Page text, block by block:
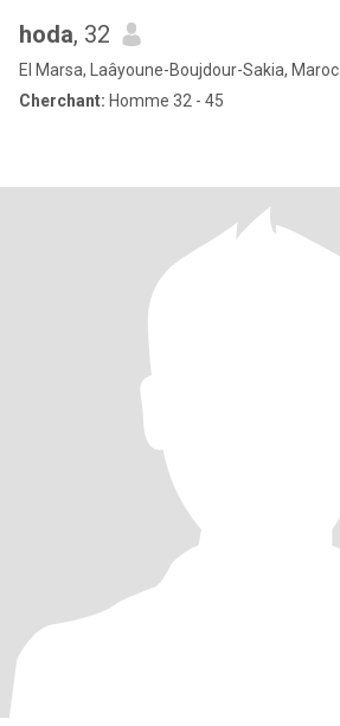
hoda, 32
El Marsa, Laâyoune-Boujdour-Sakia, Maroc
Cherchant: Homme 32 - 45